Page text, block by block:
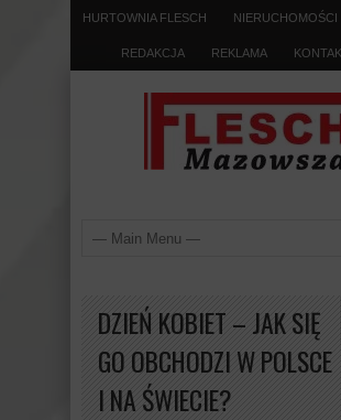
HURTOWNIA FLESCH NIERUCHOMOŚCI
REDAKCJA REKLAMA
DZIEŃ KOBIET – JAK SIĘ
GO OBCHODZI W POLSCE
I NA ŚWIECIE?